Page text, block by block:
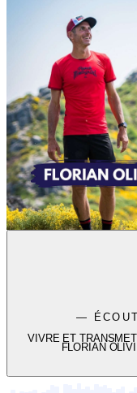
—
VIVRE ET
FLORIAN